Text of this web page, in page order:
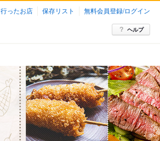
行ったお店 保存リスト 無料会員登録/ログイン
ヘルプ